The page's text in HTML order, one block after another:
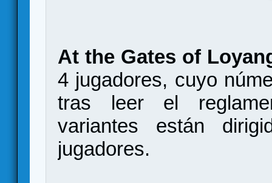
At the Gates of
4 jugadores, cuyo
tras leer el
variantes están
jugadores.